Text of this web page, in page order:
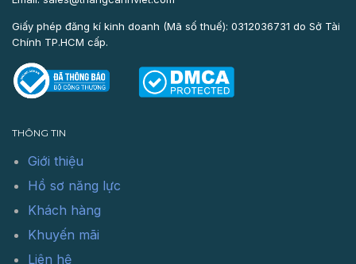
Giấy phép đăng kí kinh doanh (Mã số thuế): 0312036731 do Sở Tài
Chính TP.HCM cấp.
THÔNG TIN
Giới thiệu
Hồ sơ năng lực
Khách hàng
Khuyến mãi
Liên hệ